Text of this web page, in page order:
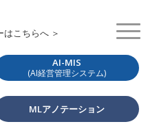
はこちらへ ＞
AI-MIS
(AI経営管理システム)
MLアノテーション